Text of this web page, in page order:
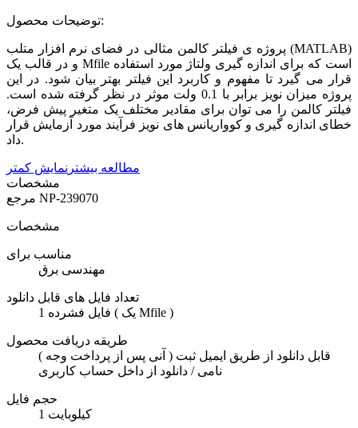
توضیحات محصول:
پروژه ی فیلتر کالمن مثالی در فضای نرم افزار متلب (MATLAB)
و در قالب یک Mfile است که برای اندازه گیری ولتاژ مورد استفاده
قرار می گیرد تا مفهوم و کاربرد این فیلتر بهتر بیان شود. در این
پروژه میزان نویز برابر با 0.1 ولت موثر در نظر گرفته شده است.
فیلتر کالمن را می توان برای مقادیر مختلف یک متغیر پیش فرض،
خطای اندازه گیری و کوواریانس های نویز فرآیند مورد آزمایش قرار
داد.
مطالعه بیشتر نمایش کمتر
مشخصات
NP-239070
مشخصات
مناسب برای
مهندسی برق
تعداد فایل های قابل دانلود
1 فایل فشرده ( یک Mfile )
طریقه دریافت محصول
( آنی پس از پرداخت وجه ) قابل دانلود از طریق ایمیل ثبت
نامی / دانلود از داخل حساب کاربری
حجم فایل
1 کیلوبایت